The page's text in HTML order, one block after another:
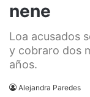
nene
Loa acusados
y cobraro dos
años.
Alejandra Paredes